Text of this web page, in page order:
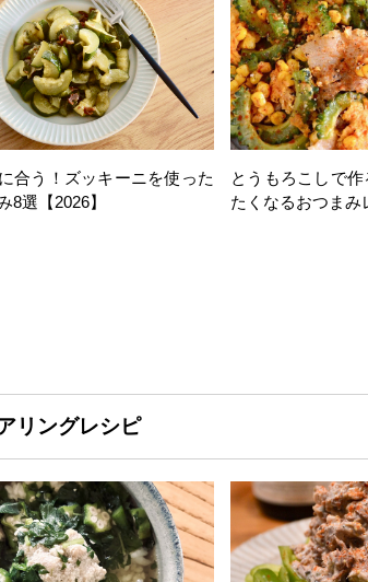
合う！ズッキーニを使った
8選【2026】
とうもろこしで
たくなるおつまみ
リングレシピ